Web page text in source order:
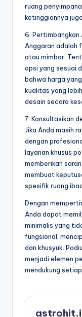
ruang
ketinggiannya
6. Pertimbangkan
Anggaran adalah
atau mimbar.
opsi yang sesuai
bahwa harga
kualitas yang
desain secara
7. Konsultasikan
Jika Anda masih
dengan
layanan khusus
memberikan
membuat
spesifik ruang
Dengan
Anda dapat
minimalis yang
fungsional,
dan khusyuk.
menjadi elemen
mendukung